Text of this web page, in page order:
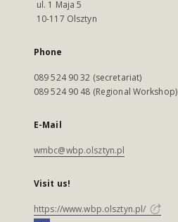
ul. 1 Maja 5
10-117 Olsztyn
Phone
089 524 90 32 (secretariat)
089 524 90 48 (Regional Workshop)
E-Mail
wmbc@wbp.olsztyn.pl
Visit us!
https://www.wbp.olsztyn.pl/